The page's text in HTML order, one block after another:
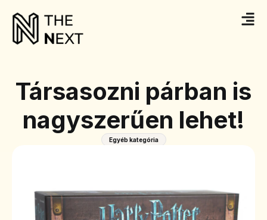
Társasozni párban is
nagyszerűen lehet!
Egyéb kategória